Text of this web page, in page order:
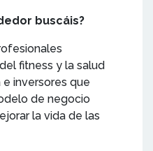
buscáis?
fitness y la salud
inversores que
de negocio
la vida de las